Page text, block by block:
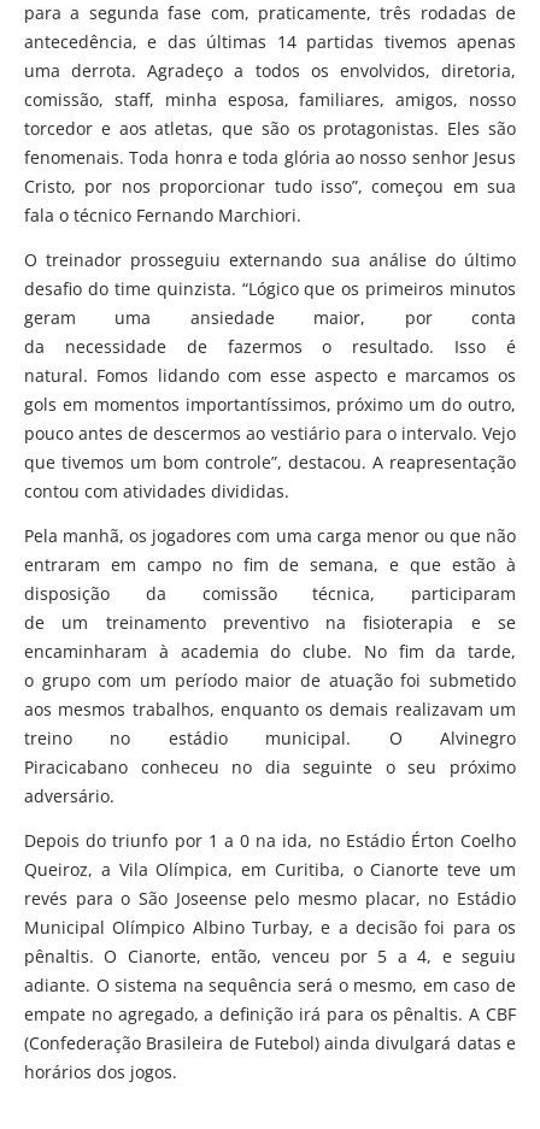
para a segunda fase com, praticamente, três rodadas de
antecedência, e das últimas 14 partidas tivemos apenas
uma derrota. Agradeço a todos os envolvidos, diretoria,
comissão, staff, minha esposa, familiares, amigos, nosso
torcedor e aos atletas, que são os protagonistas. Eles são
fenomenais. Toda honra e toda glória ao nosso senhor Jesus
Cristo, por nos proporcionar tudo isso”, começou em sua
fala o técnico Fernando Marchiori.
O treinador prosseguiu externando sua análise do último
desafio do time quinzista. “Lógico que os primeiros minutos
geram uma ansiedade maior, por conta
da necessidade de fazermos o resultado. Isso é
natural. Fomos lidando com esse aspecto e marcamos os
gols em momentos importantíssimos, próximo um do outro,
pouco antes de descermos ao vestiário para o intervalo. Vejo
que tivemos um bom controle”, destacou. A reapresentação
contou com atividades divididas.
Pela manhã, os jogadores com uma carga menor ou que não
entraram em campo no fim de semana, e que estão à
disposição da comissão técnica, participaram
de um treinamento preventivo na fisioterapia e se
encaminharam à academia do clube. No fim da tarde,
o grupo com um período maior de atuação foi submetido
aos mesmos trabalhos, enquanto os demais realizavam um
treino no estádio municipal. O Alvinegro
Piracicabano conheceu no dia seguinte o seu próximo
adversário.
Depois do triunfo por 1 a 0 na ida, no Estádio Érton Coelho
Queiroz, a Vila Olímpica, em Curitiba, o Cianorte teve um
revés para o São Joseense pelo mesmo placar, no Estádio
Municipal Olímpico Albino Turbay, e a decisão foi para os
pênaltis. O Cianorte, então, venceu por 5 a 4, e seguiu
adiante. O sistema na sequência será o mesmo, em caso de
empate no agregado, a definição irá para os pênaltis. A CBF
(Confederação Brasileira de Futebol) ainda divulgará datas e
horários dos jogos.